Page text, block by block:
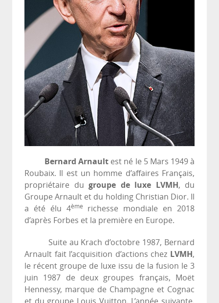
Bernard Arnault est né le 5 Mars 1949 à
Roubaix. Il est un homme d’affaires Français,
propriétaire du groupe de luxe LVMH , du
Groupe Arnault et du holding Christian Dior. Il
a été élu 4ème
richesse mondiale en 2018
d’après Forbes et la première en Europe.
Suite au Krach d’octobre 1987, Bernard
Arnault fait l’acquisition d’actions chez LVMH ,
le récent groupe de luxe issu de la fusion le 3
juin 1987 de deux groupes français, Moët
Hennessy, marque de Champagne et Cognac